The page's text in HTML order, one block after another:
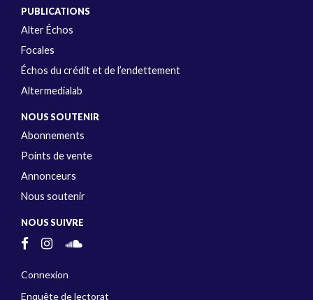
PUBLICATIONS
Alter Échos
Focales
Échos du crédit et de l’endettement
Altermedialab
NOUS SOUTENIR
Abonnements
Points de vente
Annonceurs
Nous soutenir
NOUS SUIVRE
Connexion
Enquête de lectorat